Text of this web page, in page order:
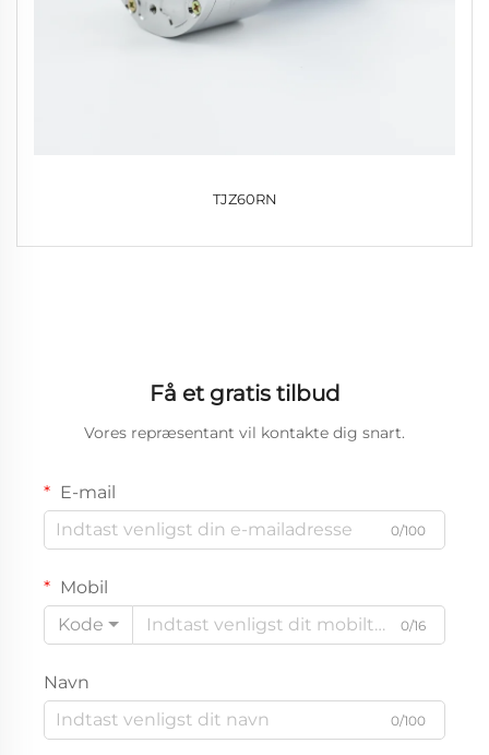
TJZ60RN
Få et gratis tilbud
Vores repræsentant vil kontakte dig snart.
E-mail
0/100
Mobil
Kode
0/16
Navn
0/100